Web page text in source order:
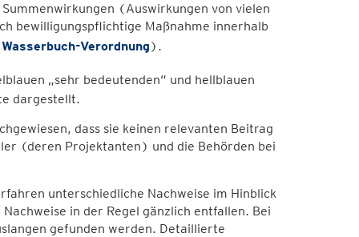
(Auswirkungen von vielen
bewilligungspflichtige Maßnahme innerhalb
Verordnung).
„sehr bedeutenden“ und hellblauen
dargestellt.
dass sie keinen relevanten Beitrag
(deren Projektanten) und die Behörden bei
unterschiedliche Nachweise im Hinblick
in der Regel gänzlich entfallen. Bei
gefunden werden. Detaillierte